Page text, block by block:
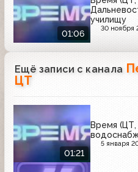
01:06
училищу
30 ноября
Ещё записи с канала
ЦТ
01:21
Время (ЦТ,
5 января